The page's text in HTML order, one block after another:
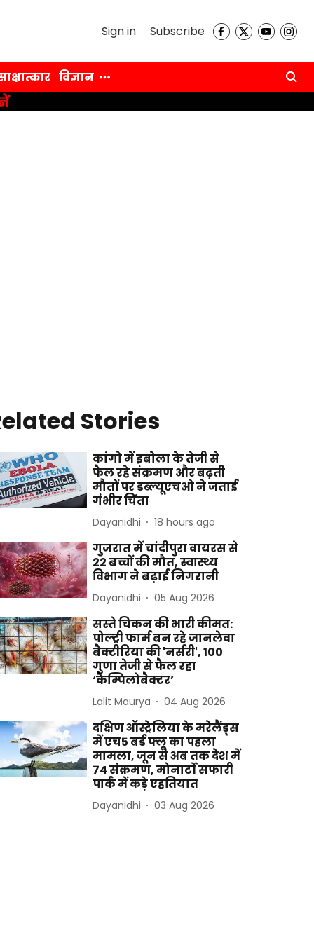
Sign in Subscribe
विज्ञान
Stories
कांगो में इबोला के तेजी से
फैल रहे संक्रमण और बढ़ती
मौतों पर डब्ल्यूएचओ ने जताई
गंभीर चिंता
Dayanidhi 18 hours ago
गुजरात में चांदीपुरा वायरस से
22 बच्चों की मौत, स्वास्थ्य
विभाग ने बढ़ाई निगरानी
Dayanidhi 05 Aug 2026
सस्ते चिकन की भारी कीमत:
पोल्ट्री फार्म बन रहे जानलेवा
बैक्टीरिया की 'नर्सरी', 100
गुणा तेजी से फैल रहा
‘कैम्पिलोबैक्टर’
Lalit Maurya 04 Aug 2026
दक्षिण ऑस्ट्रेलिया के मरेलैंड्स
में एच5 बर्ड फ्लू का पहला
मामला, जून से अब तक देश में
74 संक्रमण, मोनार्टो सफारी
पार्क में कड़े एहतियात
Dayanidhi 03 Aug 2026